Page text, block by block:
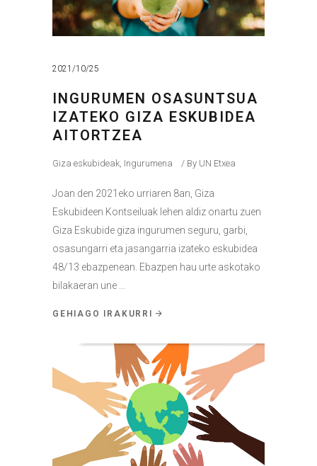
2021/10/25
INGURUMEN OSASUNTSUA
IZATEKO GIZA ESKUBIDEA
AITORTZEA
Giza eskubideak, Ingurumena By UN Etxea
Joan den 2021eko urriaren 8an, Giza
Eskubideen Kontseiluak lehen aldiz onartu zuen
Giza Eskubide giza ingurumen seguru, garbi,
osasungarri eta jasangarria izateko eskubidea
48/13 ebazpenean. Ebazpen hau urte askotako
bilakaeran une
GEHIAGO IRAKURRI